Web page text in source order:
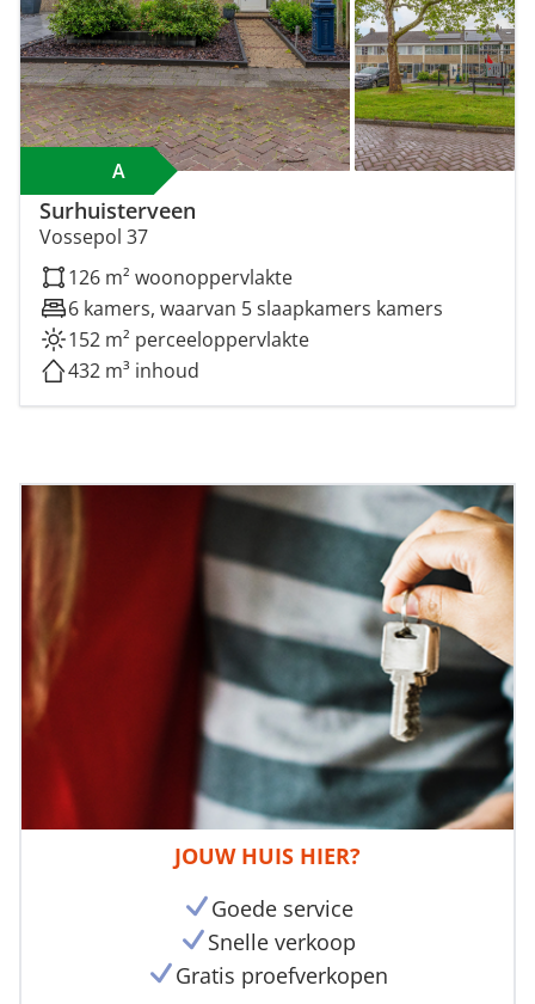
A
Surhuisterveen
Vossepol 37
126 m² woonoppervlakte
6 kamers, waarvan 5 slaapkamers kamers
152 m² perceeloppervlakte
432 m³ inhoud
JOUW HUIS HIER?
Goede service
Snelle verkoop
Gratis proefverkopen